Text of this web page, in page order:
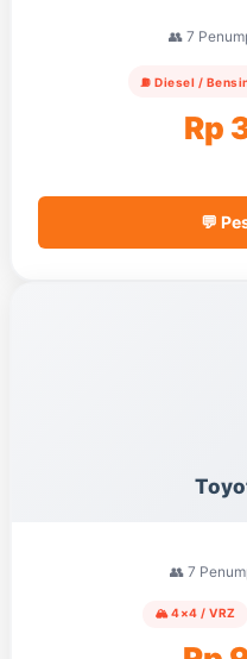
👥 7
⛽ Diesel /
Rp
💬
👥 7
🏔️ 4×4 / VRZ